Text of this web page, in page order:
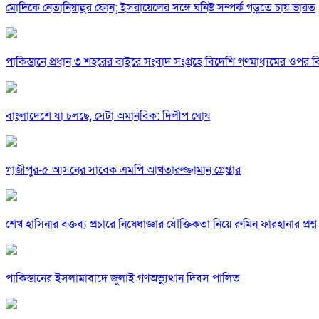
মোদিকে নেতানিয়াহুর ফোন; ইসরায়েলের সঙ্গে ঘনিষ্ট সম্পর্ক গড়তে চায় ভারত
পাকিস্তানে প্রধান ৩ শহরের বাইরে সংবাদ সংগ্রহে বিদেশি গণমাধ্যমের ওপর
বাংলাদেশে যা চলছে, সেটা অমানবিক: দিলীপ ঘোষ
গাজীপুর-৫ আসনের সাবেক এমপি আখতারুজ্জামান গ্রেপ্তার
শেখ হাসিনার বক্তব্য প্রচারে নিষেধাজ্ঞার যৌক্তিকতা নিয়ে রুমিন ফারহানার প্রশ্ন
পাকিস্তানের ইসলামাবাদে জুলাই গণঅভ্যুত্থান দিবস পালিত